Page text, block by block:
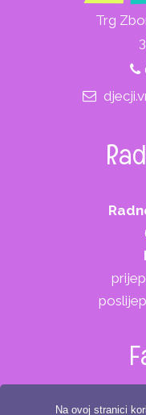
Na ovoj stranici
Trg